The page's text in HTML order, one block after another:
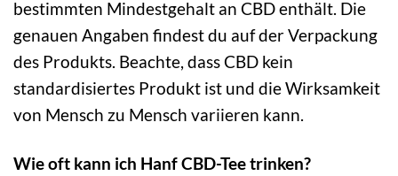
bestimmten Mindestgehalt an CBD enthält. Die
genauen Angaben findest du auf der Verpackung
des Produkts. Beachte, dass CBD kein
standardisiertes Produkt ist und die Wirksamkeit
von Mensch zu Mensch variieren kann.
Wie oft kann ich Hanf CBD-Tee trinken?